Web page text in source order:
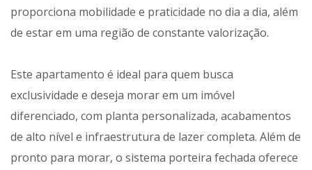
proporciona mobilidade e praticidade no dia a dia, além
de estar em uma região de constante valorização.
Este apartamento é ideal para quem busca
exclusividade e deseja morar em um imóvel
diferenciado, com planta personalizada, acabamentos
de alto nível e infraestrutura de lazer completa. Além de
pronto para morar, o sistema porteira fechada oferece